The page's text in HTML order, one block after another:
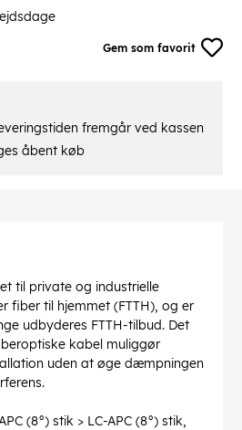
Gem som favorit
fremgår ved kassen
åbent køb
til private og industrielle
fiber til hjemmet (FTTH), og er
udbyderes FTTH-tilbud. Det
kabel muliggør
uden at øge dæmpningen
(8°) stik > LC-APC (8°) stik,